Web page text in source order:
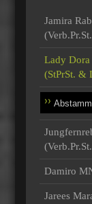
Jamira
Lady
(StPrSt. &
Damiro
Jarees